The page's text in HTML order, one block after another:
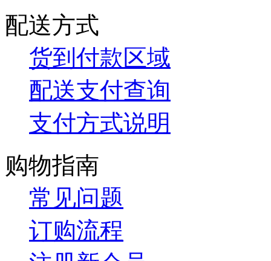
配送方式
货到付款区域
配送支付查询
支付方式说明
购物指南
常见问题
订购流程